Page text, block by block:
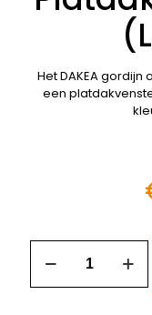
Het DAKEA gordijn
een